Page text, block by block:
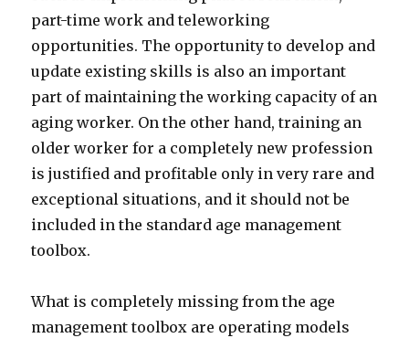
part-time work and teleworking
opportunities. The opportunity to develop and
update existing skills is also an important
part of maintaining the working capacity of an
aging worker. On the other hand, training an
older worker for a completely new profession
is justified and profitable only in very rare and
exceptional situations, and it should not be
included in the standard age management
toolbox.
What is completely missing from the age
management toolbox are operating models